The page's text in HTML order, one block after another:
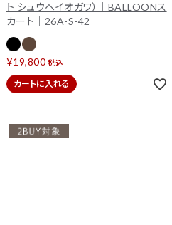
ト シュウヘイオガワ）｜BALLOONス
カート｜26A-S-42
¥19,800 税込
カートに入れる